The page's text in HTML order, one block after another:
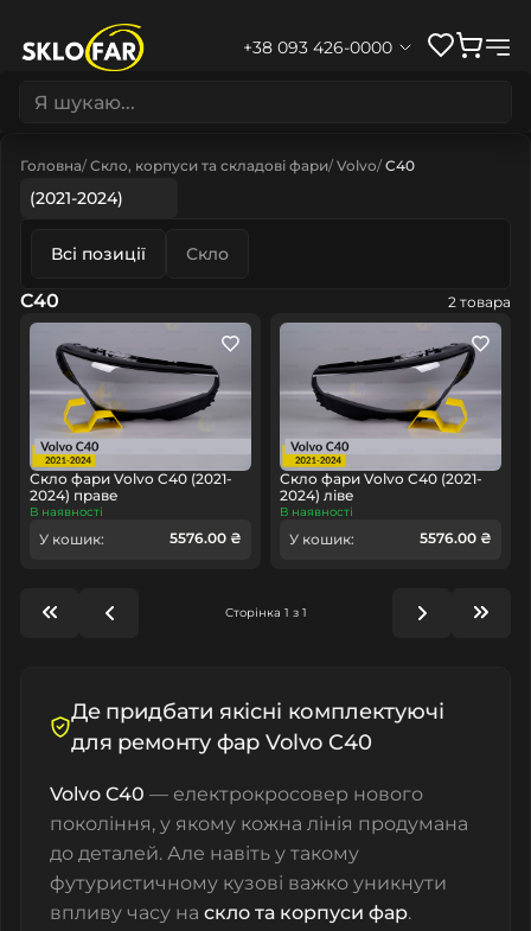
+38 093 426-0000
Головна Скло, корпуси та складові фари Volvo C40
(2021-2024)
Всі позиції Скло
C40 2 товара
Скло фари Volvo C40 (2021-
2024) праве
В наявності
У кошик: 5576.00 ₴
Скло фари Volvo C40 (2021-
2024) ліве
В наявності
У кошик: 5576.00 ₴
Сторінка 1 з 1
Де придбати якісні комплектуючі
для ремонту фар Volvo C40
Volvo C40 — електрокросовер нового
покоління, у якому кожна лінія продумана
до деталей. Але навіть у такому
футуристичному кузові важко уникнути
впливу часу на скло та корпуси фар.